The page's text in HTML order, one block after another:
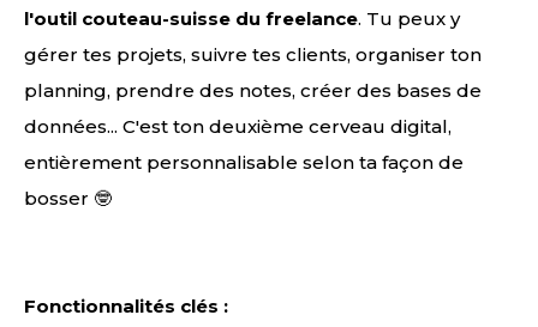
l'outil couteau-suisse du freelance. Tu peux y
gérer tes projets, suivre tes clients, organiser ton
planning, prendre des notes, créer des bases de
données... C'est ton deuxième cerveau digital,
entièrement personnalisable selon ta façon de
bosser 🤓
Fonctionnalités clés :